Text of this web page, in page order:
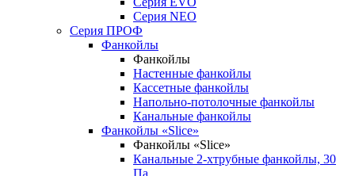
Серия NEO
Серия ПРОФ
Фанкойлы
Фанкойлы
Настенные фанкойлы
Кассетные фанкойлы
Напольно-потолочные фанкойлы
Канальные фанкойлы
Фанкойлы «Slice»
Фанкойлы «Slice»
Канальные 2-хтрубные фанкойлы, 30